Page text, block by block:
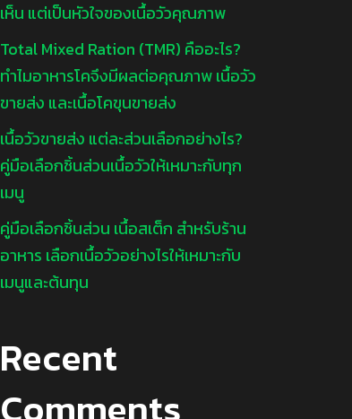
เห็น แต่เป็นหัวใจของเนื้อวัวคุณภาพ
Total Mixed Ration (TMR) คืออะไร?
ทำไมอาหารโคจึงมีผลต่อคุณภาพ เนื้อวัว
ขายส่ง และเนื้อโคขุนขายส่ง
เนื้อวัวขายส่ง แต่ละส่วนเลือกอย่างไร?
คู่มือเลือกชิ้นส่วนเนื้อวัวให้เหมาะกับทุก
เมนู
คู่มือเลือกชิ้นส่วน เนื้อสเต็ก สำหรับร้าน
อาหาร เลือกเนื้อวัวอย่างไรให้เหมาะกับ
เมนูและต้นทุน
Recent